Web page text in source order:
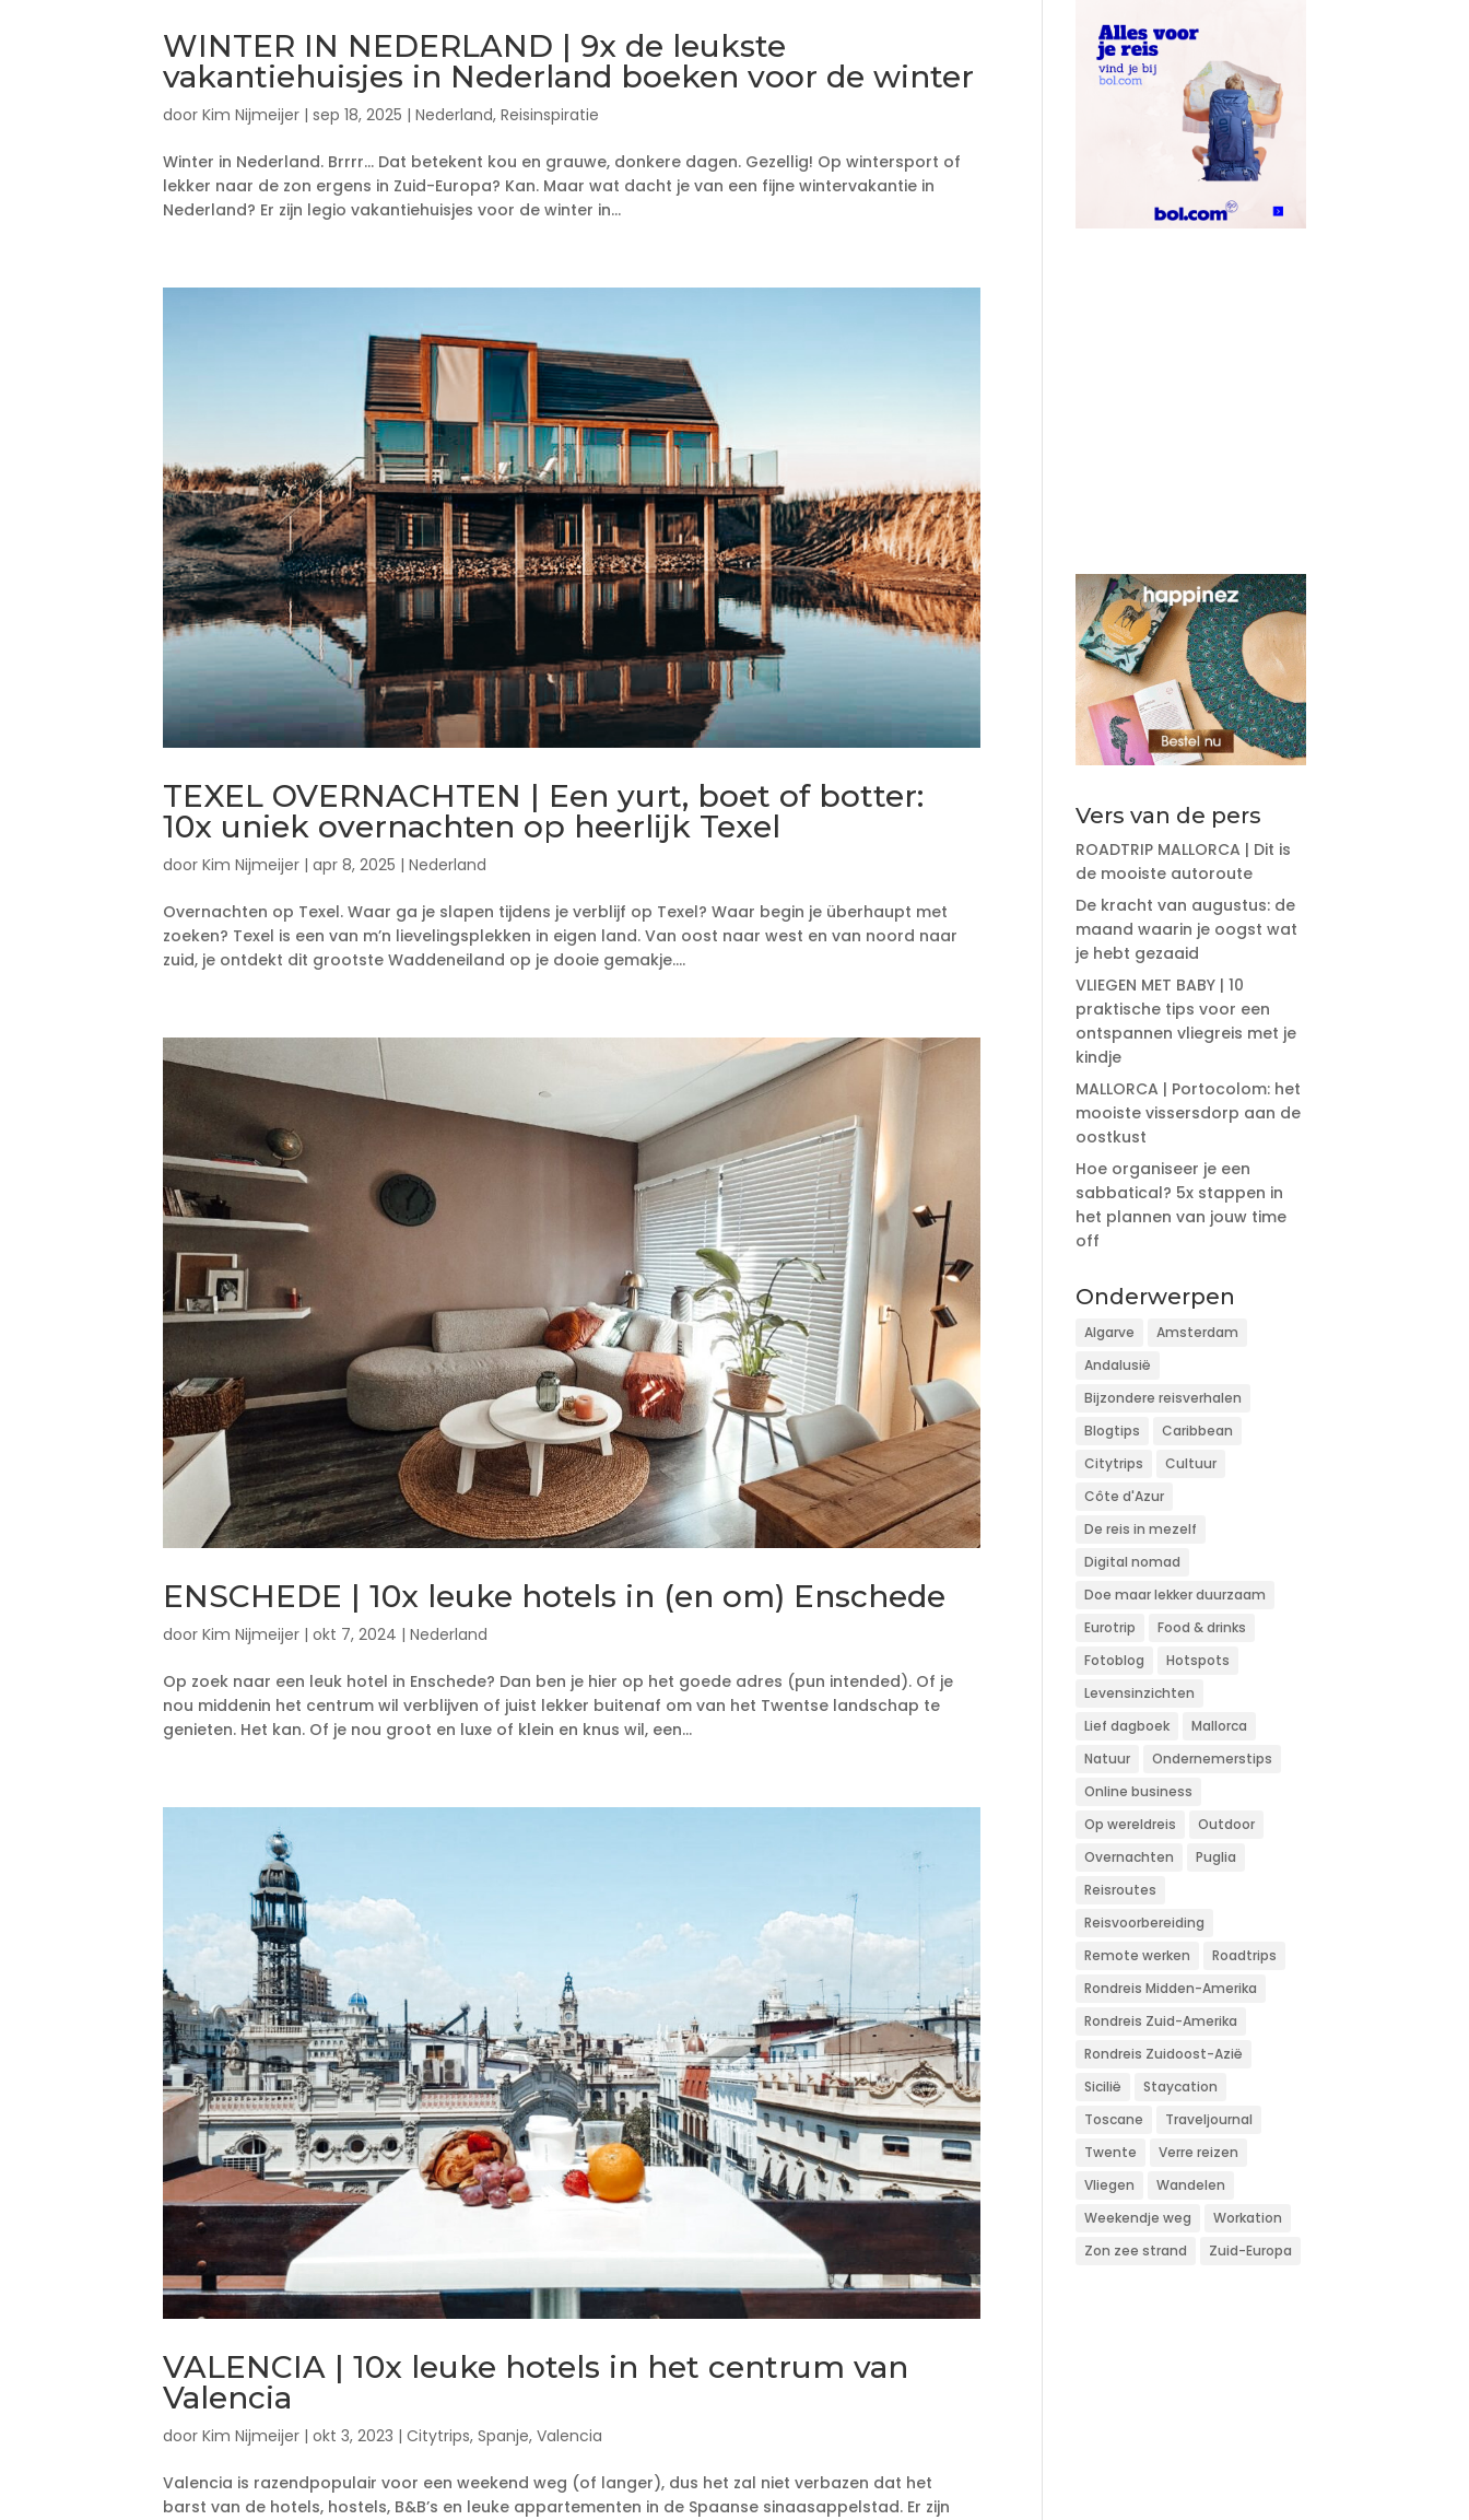
WINTER IN NEDERLAND | 9x de leukste
vakantiehuisjes in Nederland boeken voor de winter
door Kim Nijmeijer | sep 18, 2025 | Nederland, Reisinspiratie
Winter in Nederland. Brrrr… Dat betekent kou en grauwe, donkere dagen. Gezellig! Op wintersport of
lekker naar de zon ergens in Zuid-Europa? Kan. Maar wat dacht je van een fijne wintervakantie in
Nederland? Er zijn legio vakantiehuisjes voor de winter in...
TEXEL OVERNACHTEN | Een yurt, boet of botter:
10x uniek overnachten op heerlijk Texel
door Kim Nijmeijer | apr 8, 2025 | Nederland
Overnachten op Texel. Waar ga je slapen tijdens je verblijf op Texel? Waar begin je überhaupt met
zoeken? Texel is een van m’n lievelingsplekken in eigen land. Van oost naar west en van noord naar
zuid, je ontdekt dit grootste Waddeneiland op je dooie gemakje....
ENSCHEDE | 10x leuke hotels in (en om) Enschede
door Kim Nijmeijer | okt 7, 2024 | Nederland
Op zoek naar een leuk hotel in Enschede? Dan ben je hier op het goede adres (pun intended). Of je
nou middenin het centrum wil verblijven of juist lekker buitenaf om van het Twentse landschap te
genieten. Het kan. Of je nou groot en luxe of klein en knus wil, een...
VALENCIA | 10x leuke hotels in het centrum van
Valencia
door Kim Nijmeijer | okt 3, 2023 | Citytrips, Spanje, Valencia
Valencia is razendpopulair voor een weekend weg (of langer), dus het zal niet verbazen dat het
barst van de hotels, hostels, B&B’s en leuke appartementen in de Spaanse sinaasappelstad. Er zijn
Vers van de pers
ROADTRIP MALLORCA | Dit is
de mooiste autoroute
De kracht van augustus: de
maand waarin je oogst wat
je hebt gezaaid
VLIEGEN MET BABY | 10
praktische tips voor een
ontspannen vliegreis met je
kindje
MALLORCA | Portocolom: het
mooiste vissersdorp aan de
oostkust
Hoe organiseer je een
sabbatical? 5x stappen in
het plannen van jouw time
off
Onderwerpen
Algarve
Amsterdam
Andalusië
Bijzondere reisverhalen
Blogtips
Caribbean
Citytrips
Cultuur
Côte d'Azur
De reis in mezelf
Digital nomad
Doe maar lekker duurzaam
Eurotrip
Food & drinks
Fotoblog
Hotspots
Levensinzichten
Lief dagboek
Mallorca
Natuur
Ondernemerstips
Online business
Op wereldreis
Outdoor
Overnachten
Puglia
Reisroutes
Reisvoorbereiding
Remote werken
Roadtrips
Rondreis Midden-Amerika
Rondreis Zuid-Amerika
Rondreis Zuidoost-Azië
Sicilië
Staycation
Toscane
Traveljournal
Twente
Verre reizen
Vliegen
Wandelen
Weekendje weg
Workation
Zon zee strand
Zuid-Europa